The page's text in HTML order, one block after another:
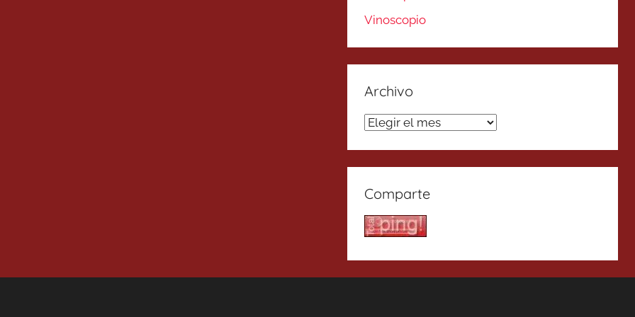
Vinoscopio
Archivo
Archivo
Comparte